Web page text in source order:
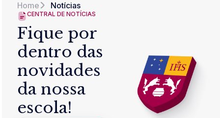
Home Notícias
CENTRAL DE NOTÍCIAS
Fique por
dentro das
novidades
da nossa
escola!